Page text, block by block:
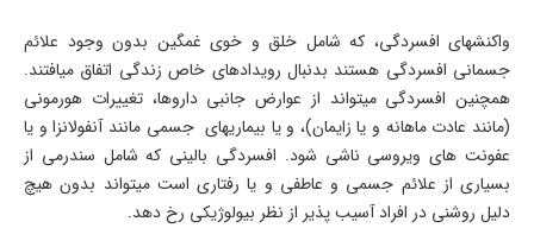
واکنشهای افسردگی، که شامل خلق و خوی غمگین بدون وجود علائم
جسمانی افسردگی هستند بدنبال رویدادهای خاص زندگی اتفاق میافتند.
همچنین افسردگی میتواند از عوارض جانبی داروها، تغییرات هورمونی
(مانند عادت ماهانه و یا زایمان)، و یا بیماریهای جسمی مانند آنفولانزا و یا
عفونت های ویروسی ناشی شود. افسردگی بالینی که شامل سندرمی از
بسیاری از علائم جسمی و عاطفی و یا رفتاری است میتواند بدون هیچ
دلیل روشنی در افراد آسیب پذیر از نظر بیولوژیکی رخ دهد.